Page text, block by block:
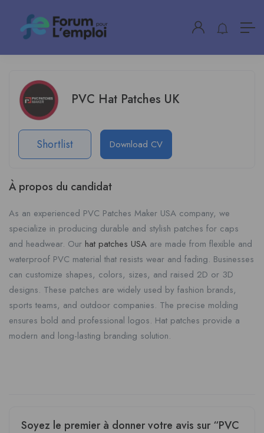
PVC Hat Patches UK
Shortlist Download CV
À propos du candidat
As an experienced PVC Patches Maker USA company, we
specialize in producing durable and stylish patches for caps
and headwear. Our hat patches USA are made from flexible and
waterproof PVC material that resists wear and fading. Businesses
can customize shapes, colors, sizes, and raised 2D or 3D
designs. These patches are widely used by fashion brands,
sports teams, and outdoor companies. The precise molding
ensures bold and professional logos. Hat patches provide a
modern and long-lasting branding solution.
Soyez le premier à donner votre avis sur “PVC